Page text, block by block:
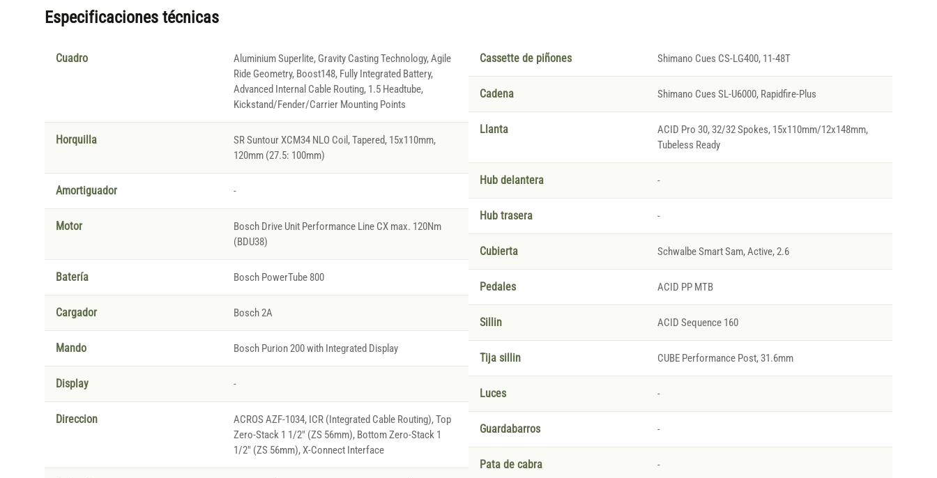
Especificaciones técnicas
Cuadro
Aluminium Superlite, Gravity Casting Technology, Agile
Ride Geometry, Boost148, Fully Integrated Battery,
Advanced Internal Cable Routing, 1.5 Headtube,
Kickstand/Fender/Carrier Mounting Points
Horquilla
SR Suntour XCM34 NLO Coil, Tapered, 15x110mm,
120mm (27.5: 100mm)
Amortiguador -
Motor
Bosch Drive Unit Performance Line CX max. 120Nm
(BDU38)
Batería Bosch PowerTube 800
Cargador Bosch 2A
Mando Bosch Purion 200 with Integrated Display
Display -
Direccion
ACROS AZF-1034, ICR (Integrated Cable Routing), Top
Zero-Stack 1 1/2" (ZS 56mm), Bottom Zero-Stack 1
1/2" (ZS 56mm), X-Connect Interface
Cassette de piñones Shimano Cues CS-LG400, 11-48T
Cadena Shimano Cues SL-U6000, Rapidfire-Plus
Llanta
ACID Pro 30, 32/32 Spokes, 15x110mm/12x148mm,
Tubeless Ready
Hub delantera -
Hub trasera -
Cubierta Schwalbe Smart Sam, Active, 2.6
Pedales ACID PP MTB
Sillin ACID Sequence 160
Tija sillin CUBE Performance Post, 31.6mm
Luces -
Guardabarros -
Pata de cabra -